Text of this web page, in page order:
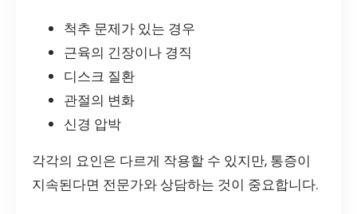
척추 문제가 있는 경우
근육의 긴장이나 경직
디스크 질환
관절의 변화
신경 압박
각각의 요인은 다르게 작용할 수 있지만, 통증이
지속된다면 전문가와 상담하는 것이 중요합니다.